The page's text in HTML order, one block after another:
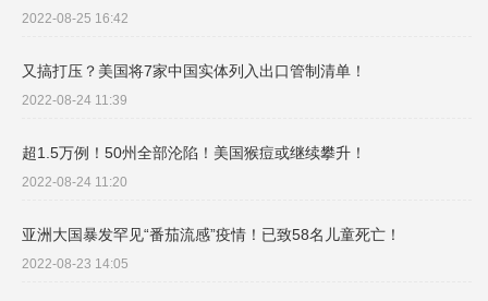
2022-08-25 16:42
又搞打压？美国将7家中国实体列入出口管制清单！
2022-08-24 11:39
超1.5万例！50州全部沦陷！美国猴痘或继续攀升！
2022-08-24 11:20
亚洲大国暴发罕见“番茄流感”疫情！已致58名儿童死亡！
2022-08-23 14:05